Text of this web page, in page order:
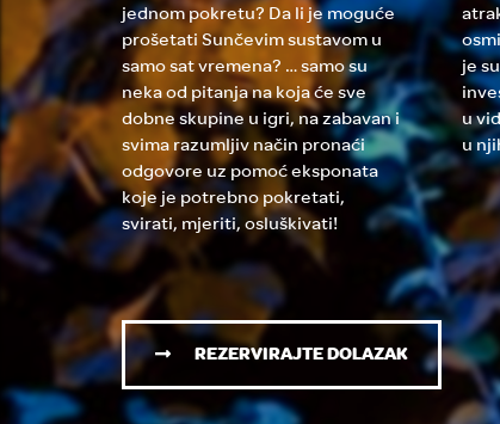
jednom pokretu? Da li je moguće
prošetati Sunčevim sustavom u
samo sat vremena? … samo su
neka od pitanja na koja će sve
dobne skupine u igri, na zabavan i
svima razumljiv način pronaći
odgovore uz pomoć eksponata
koje je potrebno pokretati,
svirati, mjeriti, osluškivati!
je
u
u
REZERVIRAJTE DOLAZAK